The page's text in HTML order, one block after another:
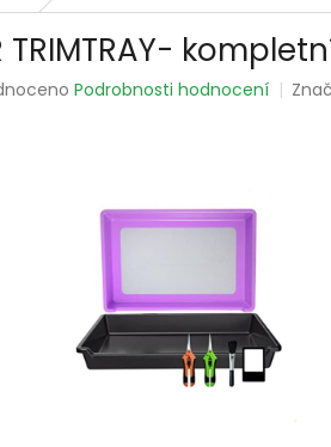
TRIMTRAY-
Podrobnosti hodnocení